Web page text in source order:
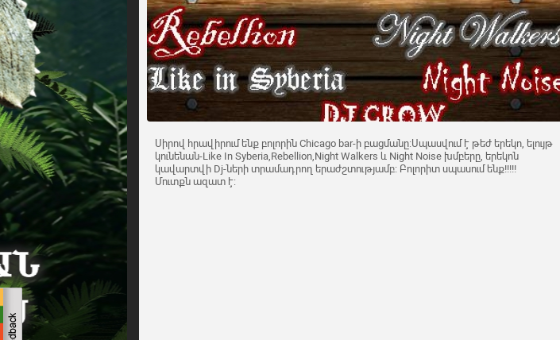
Սիրով հրավիրում ենք բոլորին Chicago bar-ի բացմանը:Սպասվում է թեժ երեկո, ելույթ
կունենան-Like In Syberia,Rebellion,Night Walkers և Night Noise խմբերը, երեկոն
կավարտվի Dj-ների տրամադրող երաժշտությամբ: Բոլորիտ սպասում ենք!!!!!
Մուտքն ազատ է: